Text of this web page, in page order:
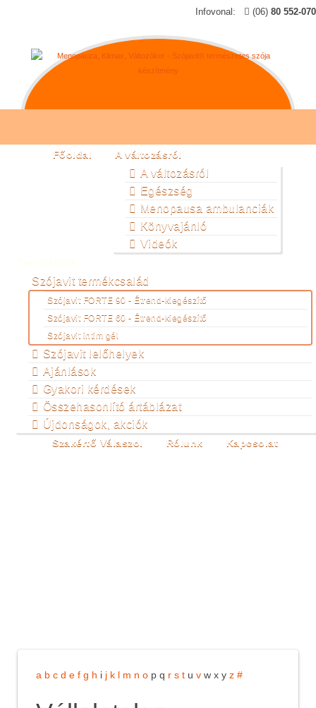
Infovonal: (06) 80 552-070
Főoldal A változásról
A változásról
Egészség
Menopausa ambulanciák
Könyvajánló
Videók
Szójavit termékcsalád
Szójavit FORTE 90 - Étrend-kiegészítő
Szójavit FORTE 60 - Étrend-kiegészítő
Szójavit intim gél
Szójavit lelőhelyek
Ajánlások
Gyakori kérdések
Összehasonlító ártáblázat
Újdonságok, akciók
Szakértő Válaszol Rólunk Kapcsolat
a b c d e f g h i j k l m n o p q r s t u v w x y z #